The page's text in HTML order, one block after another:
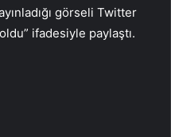
görseli Twitter
ifadesiyle paylaştı.